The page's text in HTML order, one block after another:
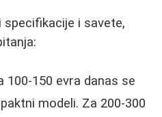
specifikacije i savete,
100-150 evra danas se
modeli. Za 200-300